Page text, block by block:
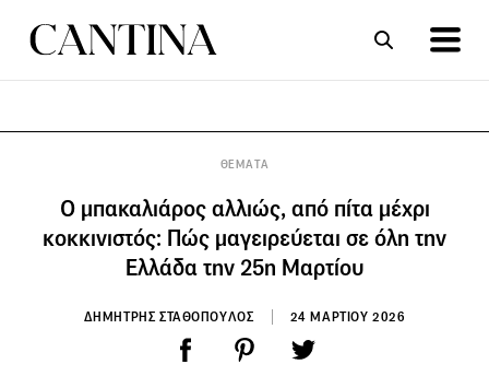
ΘΕΜΑΤΑ
Ο μπακαλιάρος αλλιώς, από πίτα μέχρι
κοκκινιστός: Πώς μαγειρεύεται σε όλη την
Ελλάδα την 25η Μαρτίου
ΔΗΜΗΤΡΗΣ ΣΤΑΘΟΠΟΥΛΟΣ 24 ΜΑΡΤΙΟΥ 2026